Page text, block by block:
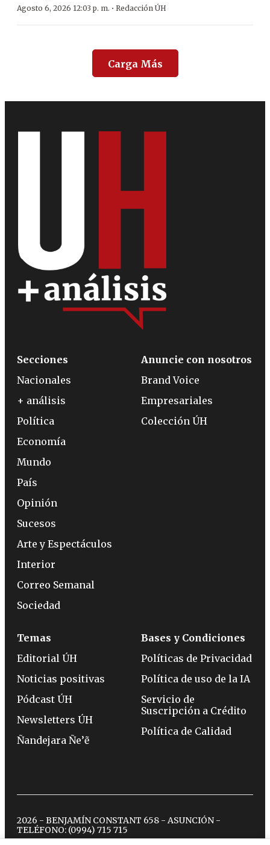
Agosto 6, 2026 12:03 p. m. · Redacción ÚH
Carga Más
Secciones
Nacionales
+ análisis
Política
Economía
Mundo
País
Opinión
Sucesos
Arte y Espectáculos
Interior
Correo Semanal
Sociedad
Anuncie con nosotros
Brand Voice
Empresariales
Colección ÚH
Temas
Editorial ÚH
Noticias positivas
Pódcast ÚH
Newsletters ÚH
Ñandejara Ñe’ẽ
Bases y Condiciones
Políticas de Privacidad
Política de uso de la IA
Servicio de
Suscripción a Crédito
Política de Calidad
2026 - BENJAMÍN CONSTANT 658 - ASUNCIÓN -
TELÉFONO: (0994) 715 715